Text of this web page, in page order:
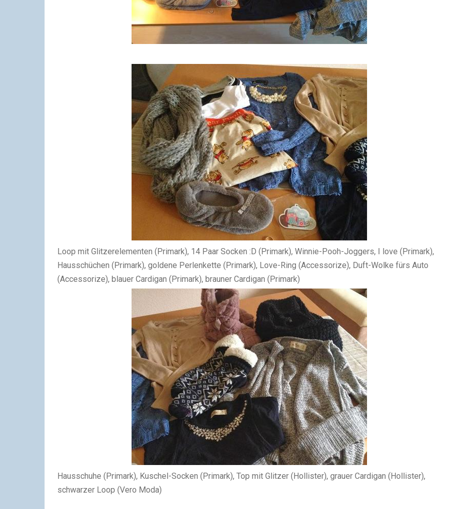
Loop mit Glitzerelementen (Primark), 14 Paar Socken :D (Primark), Winnie-Pooh-Joggers, I love (Primark),
Hausschüchen (Primark), goldene Perlenkette (Primark), Love-Ring (Accessorize), Duft-Wolke fürs Auto
(Accessorize), blauer Cardigan (Primark), brauner Cardigan (Primark)
Hausschuhe (Primark), Kuschel-Socken (Primark), Top mit Glitzer (Hollister), grauer Cardigan (Hollister),
schwarzer Loop (Vero Moda)